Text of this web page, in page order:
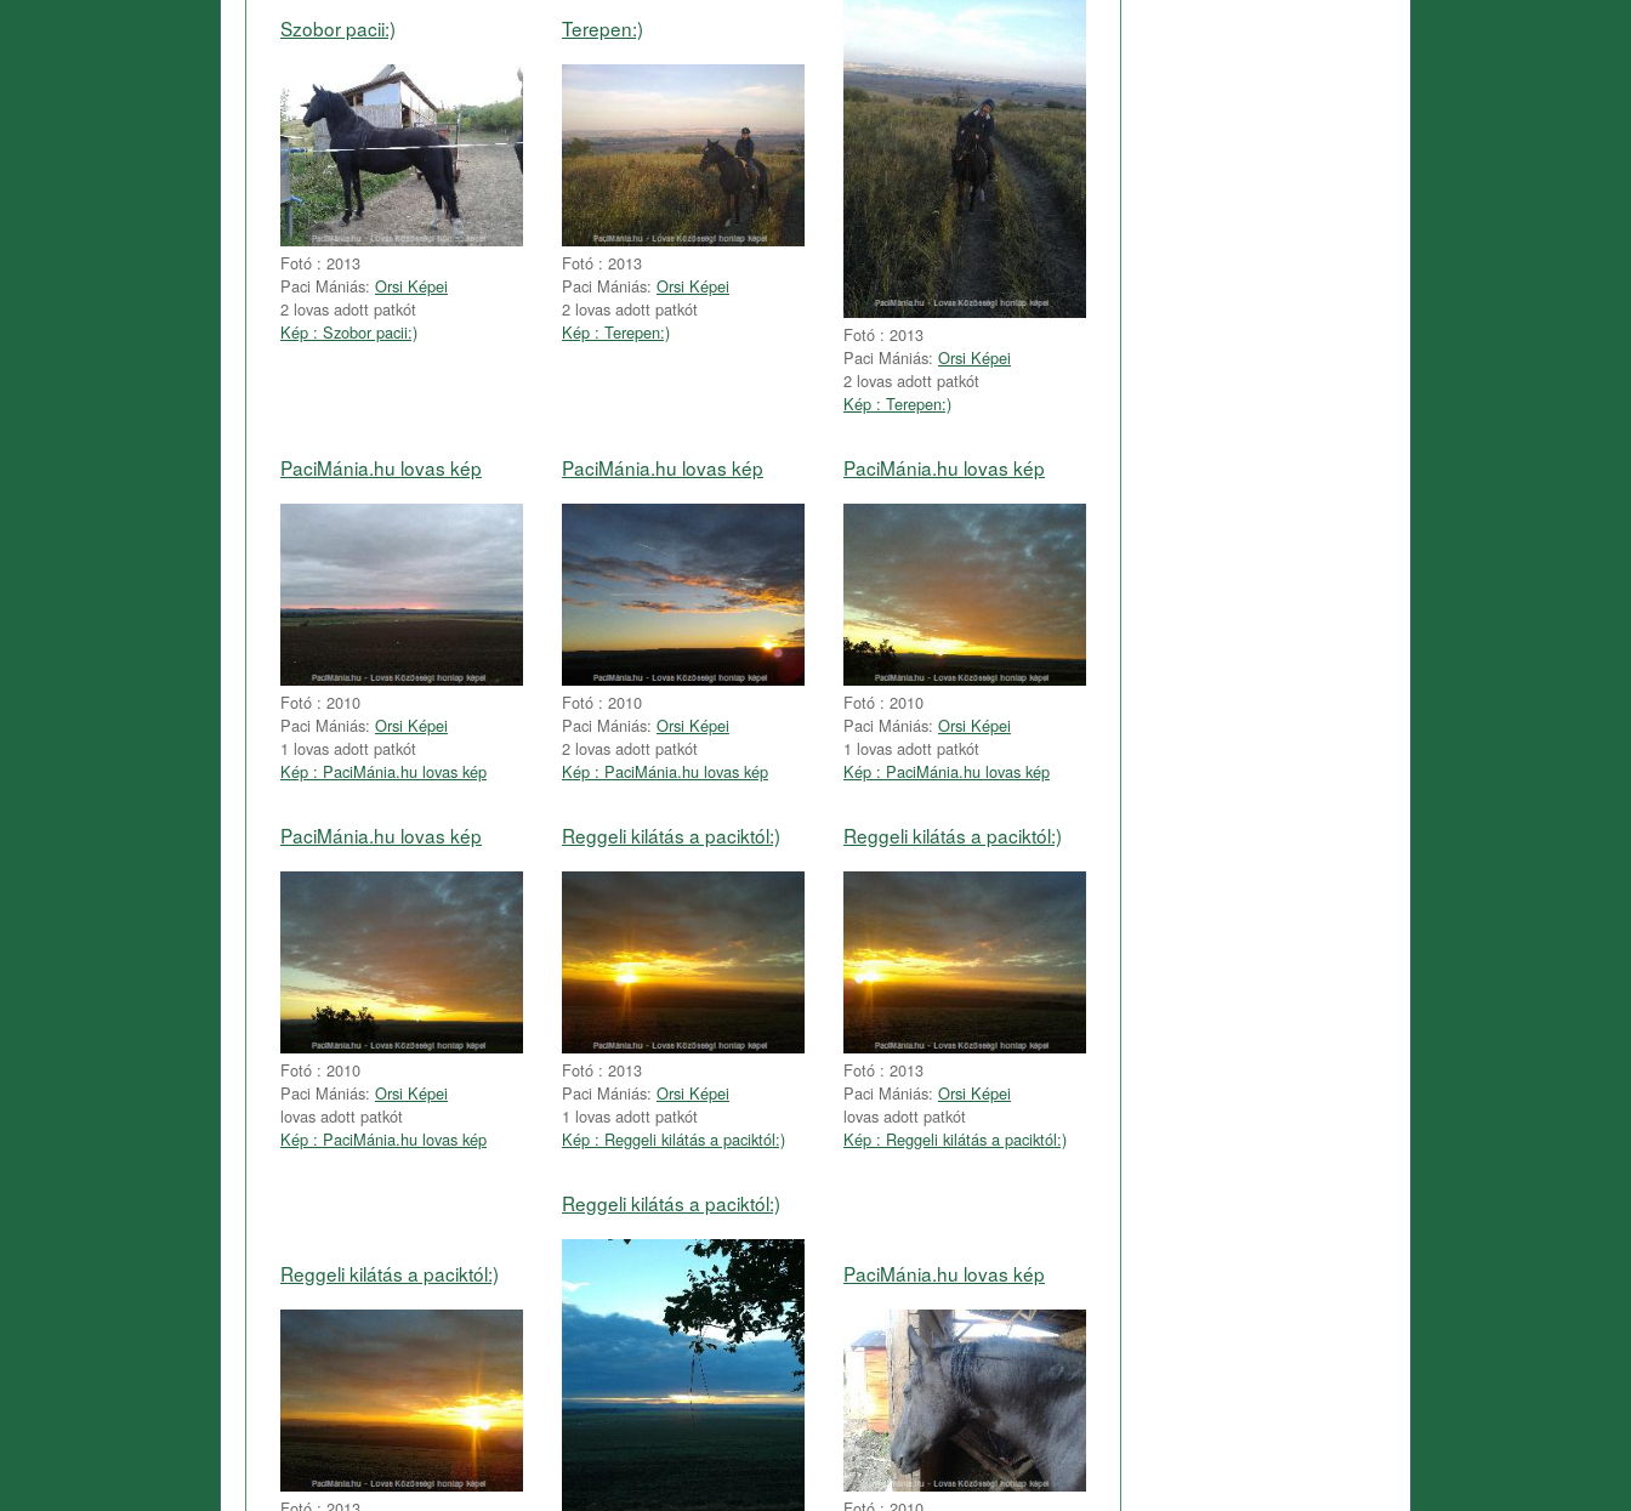
Szobor pacii:)
Fotó : 2013
Paci Mániás: Orsi Képei
2 lovas adott patkót
Kép : Szobor pacii:)
Terepen:)
Fotó : 2013
Paci Mániás: Orsi Képei
2 lovas adott patkót
Kép : Terepen:)
Fotó : 2013
Paci Mániás: Orsi Képei
2 lovas adott patkót
Kép : Terepen:)
PaciMánia.hu lovas kép
Fotó : 2010
Paci Mániás: Orsi Képei
1 lovas adott patkót
Kép : PaciMánia.hu lovas kép
PaciMánia.hu lovas kép
Fotó : 2010
Paci Mániás: Orsi Képei
2 lovas adott patkót
Kép : PaciMánia.hu lovas kép
PaciMánia.hu lovas kép
Fotó : 2010
Paci Mániás: Orsi Képei
1 lovas adott patkót
Kép : PaciMánia.hu lovas kép
PaciMánia.hu lovas kép
Fotó : 2010
Paci Mániás: Orsi Képei
lovas adott patkót
Kép : PaciMánia.hu lovas kép
Reggeli kilátás a paciktól:)
Fotó : 2013
Paci Mániás: Orsi Képei
1 lovas adott patkót
Kép : Reggeli kilátás a paciktól:)
Reggeli kilátás a paciktól:)
Fotó : 2013
Paci Mániás: Orsi Képei
lovas adott patkót
Kép : Reggeli kilátás a paciktól:)
Reggeli kilátás a paciktól:)
Reggeli kilátás a paciktól:)
PaciMánia.hu lovas kép